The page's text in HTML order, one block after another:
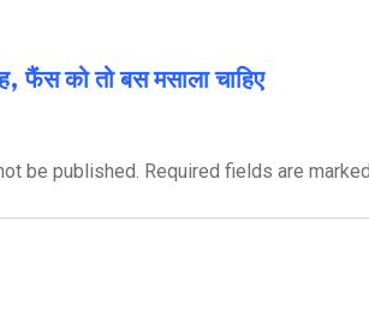
फैंस को तो बस मसाला चाहिए
be published. Required fields are marked